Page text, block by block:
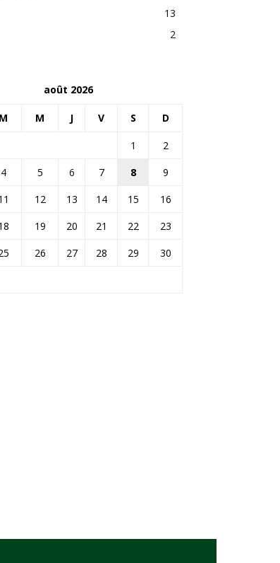
13
2
août 2026
M M J V S D
1
2
4 5 6 7 8
9
12 13 14 15
16
19 20 21 22
23
26 27 28 29
30